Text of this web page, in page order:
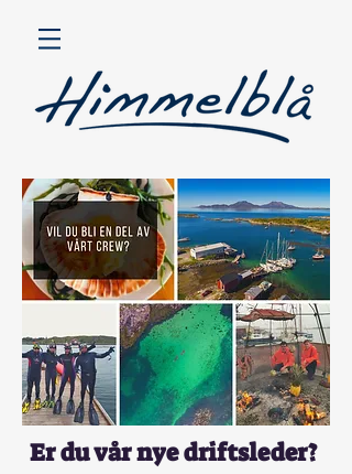
Er du vår nye driftsleder?